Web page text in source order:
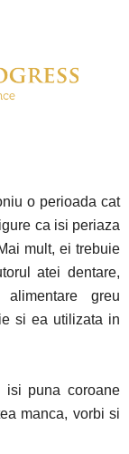
o perioada cat
ca isi periaza
mult, ei trebuie
atei dentare,
greu
si ea utilizata in
puna coroane
manca, vorbi si